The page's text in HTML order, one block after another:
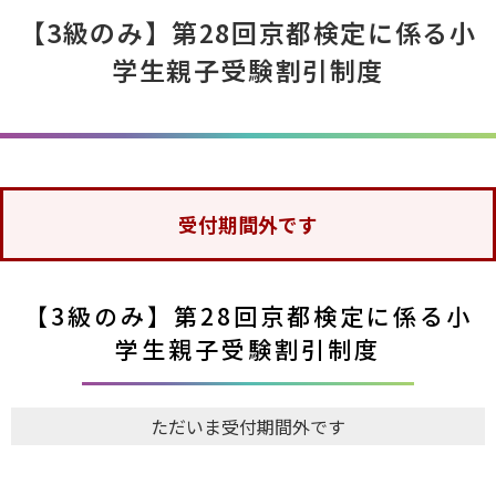
【3級のみ】第28回京都検定に係る小
学生親子受験割引制度
受付期間外です
【3級のみ】第28回京都検定に係る小
学生親子受験割引制度
ただいま受付期間外です